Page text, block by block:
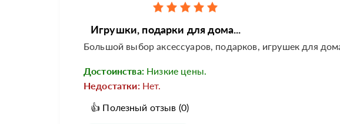
Игрушки, подарки для дома...
Большой выбор аксессуаров, подарков, игрушек для
Достоинства: Низкие цены.
Недостатки: Нет.
👍 Полезный отзыв (0)